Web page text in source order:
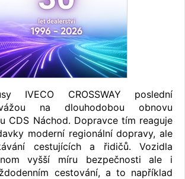
IVECO CROSSWAY poslední
na dlouhodobou obnovu
CDS Náchod. Dopravce tím reaguje
moderní regionální dopravy, ale
cestujících a řidičů. Vozidla
vyšší míru bezpečnosti ale i
cestování, a to například